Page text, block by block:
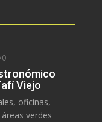
0
Viejo
oficinas,
verdes